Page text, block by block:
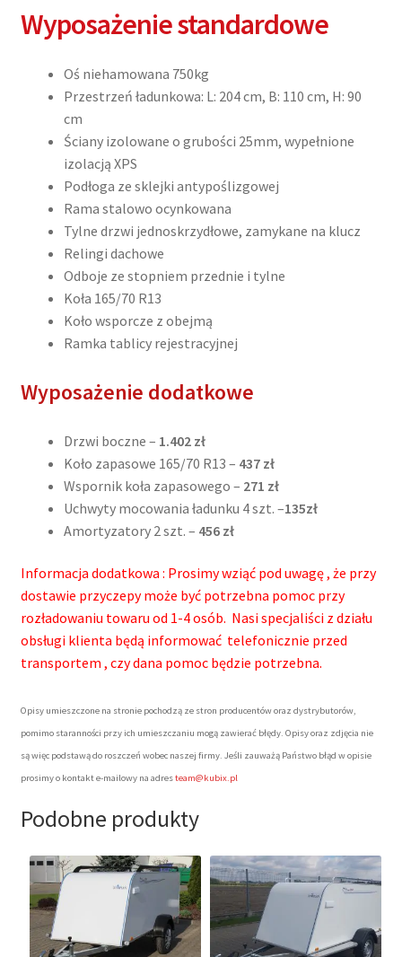
Wyposażenie standardowe
Oś niehamowana 750kg
Przestrzeń ładunkowa: L: 204 cm, B: 110 cm, H: 90
cm
Ściany izolowane o grubości 25mm, wypełnione
izolacją XPS
Podłoga ze sklejki antypoślizgowej
Rama stalowo ocynkowana
Tylne drzwi jednoskrzydłowe, zamykane na klucz
Relingi dachowe
Odboje ze stopniem przednie i tylne
Koła 165/70 R13
Koło wsporcze z obejmą
Ramka tablicy rejestracyjnej
Wyposażenie dodatkowe
Drzwi boczne – 1.402 zł
Koło zapasowe 165/70 R13 – 437 zł
Wspornik koła zapasowego – 271 zł
Uchwyty mocowania ładunku 4 szt. –135zł
Amortyzatory 2 szt. – 456 zł
Informacja dodatkowa : Prosimy wziąć pod uwagę , że przy
dostawie przyczepy może być potrzebna pomoc przy
rozładowaniu towaru od 1-4 osób. Nasi specjaliści z działu
obsługi klienta będą informować telefonicznie przed
transportem , czy dana pomoc będzie potrzebna.
Opisy umieszczone na stronie pochodzą ze stron producentów oraz dystrybutorów,
pomimo staranności przy ich umieszczaniu mogą zawierać błędy. Opisy oraz zdjęcia nie
są więc podstawą do roszczeń wobec naszej firmy. Jeśli zauważą Państwo błąd w opisie
prosimy o kontakt e-mailowy na adresteam@kubix.pl
Podobne produkty